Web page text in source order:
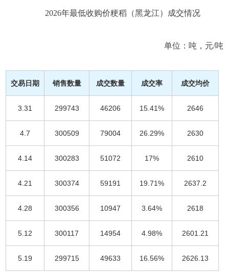
2026年最低收购价粳稻（黑龙江）成交情况
单位：吨，元/吨
交易日期 销售数量 成交数量 成交率 成交均价
3.31 299743 46206 15.41% 2646
4.7 300509 79004 26.29% 2630
4.14 300283 51072 17% 2610
4.21 300374 59191 19.71% 2637.2
4.28 300356 10947 3.64% 2618
5.12 300117 14954 4.98% 2601.21
5.19 299715 49633 16.56% 2626.13